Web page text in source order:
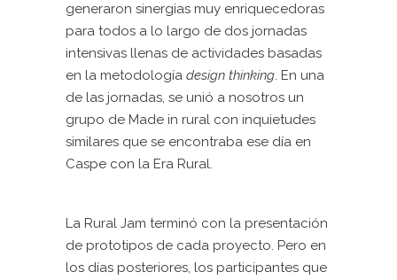
generaron sinergias muy enriquecedoras
para todos a lo largo de dos jornadas
intensivas llenas de actividades basadas
en la metodología design thinking. En una
de las jornadas, se unió a nosotros un
grupo de Made in rural con inquietudes
similares que se encontraba ese día en
Caspe con la Era Rural.
La Rural Jam terminó con la presentación
de prototipos de cada proyecto. Pero en
los días posteriores, los participantes que